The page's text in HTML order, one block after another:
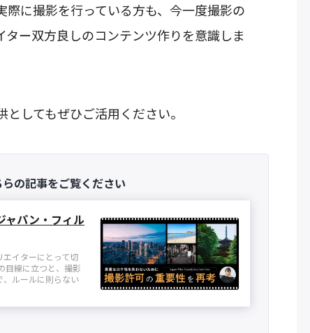
に撮影を行っている方も、今一度撮影の
ー双方良しのコンテンツ作りを意識しま
してもぜひご活用ください。
の記事をご覧ください
ャパン・フィル
イターにとって切
目線に立つと、撮影
、ルールに則らない